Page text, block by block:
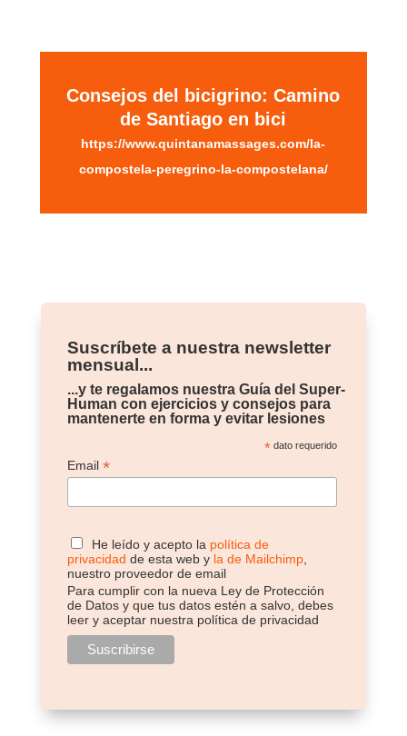
Consejos del bicigrino: Camino
de Santiago en bici
https://www.quintanamassages.com/la-
compostela-peregrino-la-compostelana/
Suscríbete a nuestra newsletter
mensual...
...y te regalamos nuestra Guía del Super-
Human con ejercicios y consejos para
mantenerte en forma y evitar lesiones
*dato requerido
Email*
He leído y acepto la política de
privacidad de esta web y la de Mailchimp
nuestro proveedor de email
Para cumplir con la nueva Ley de Protección
de Datos y que tus datos estén a salvo, debes
leer y aceptar nuestra política de privacidad